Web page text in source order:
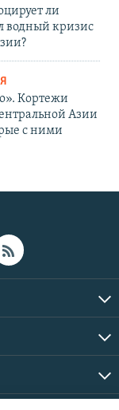
ли
водный кризис
Кортежи
Азии
с ними